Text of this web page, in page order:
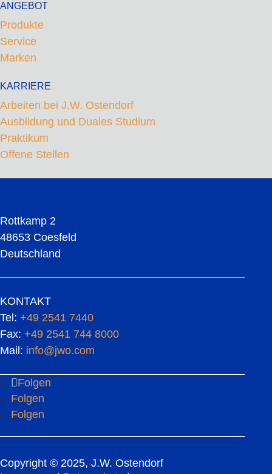
ANGEBOT
Produkte
Service
Marken
KARRIERE
Arbeiten bei J.W. Ostendorf
Ausbildung und Duales Studium
Praktikum
Offene Stellen
Rottkamp 2
48653 Coesfeld
Deutschland
KONTAKT
Tel: +49 2541 7440
Fax: +49 2541 744 8000
Mail: info@jwo.com
Folgen
Folgen
Folgen
Copyright © 2025, J.W. Ostendorf